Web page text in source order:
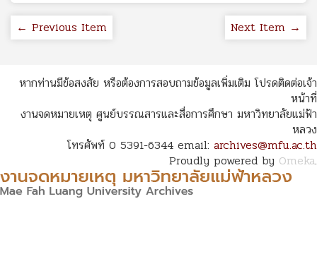
← Previous Item Next Item →
หากท่านมีข้อสงสัย หรือต้องการสอบถามข้อมูลเพิ่มเติม โปรดติดต่อเจ้า
หน้าที่
งานจดหมายเหตุ ศูนย์บรรณสารและสื่อการศึกษา มหาวิทยาลัยแม่ฟ้า
หลวง
โทรศัพท์ 0 5391-6344 email: archives@mfu.ac.th
Proudly powered by Omeka.